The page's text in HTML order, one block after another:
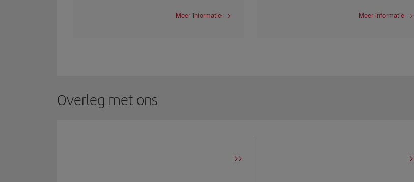
Meer informatie Meer informatie
Overleg met ons